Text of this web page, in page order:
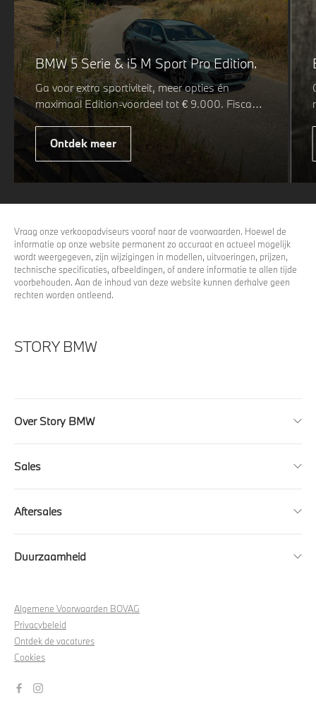
BMW 5 Serie & i5 M Sport Pro Edition.
Ga voor extra sportiviteit, meer opties én
maximaal Edition-voordeel tot € 9.000. Fiscaal
leverbaar vanaf € 75.347. Met de BMW 5 Serie
& i5 M Sport Pro Edition kiest u voor een rijk
uitgeruste uitvoering waarin juist de details het
u nog één keer omkijkt voordat u verder loopt.
Ontdek meer
Vraag onze verkoopadviseurs vooraf naar de voorwaarden. Hoewel de
informatie op onze website permanent zo accuraat en actueel mogelijk
wordt weergegeven, zijn wijzigingen in modellen, uitvoeringen, prijzen,
technische specificaties, afbeeldingen, of andere informatie te allen tijde
voorbehouden. Aan de inhoud van deze website kunnen derhalve geen
rechten worden ontleend.
STORY BMW
Over Story BMW
Sales
Aftersales
Duurzaamheid
Algemene Voorwaarden BOVAG
Privacybeleid
Ontdek de vacatures
Cookies